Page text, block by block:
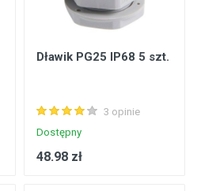
Dławik PG25 IP68 5 szt.
3 opinie
Dostępny
48.98 zł